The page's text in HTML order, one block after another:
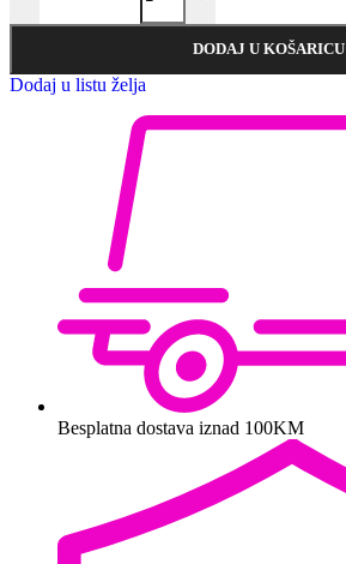
DODAJ U KOŠARICU
Dodaj u listu želja
Besplatna dostava iznad 100KM